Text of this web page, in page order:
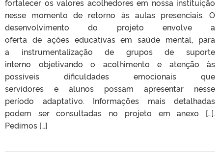
fortalecer os valores acolhedores em nossa instituição
nesse momento de retorno às aulas presenciais. O
desenvolvimento do projeto envolve a
oferta de ações educativas em saúde mental, para
a instrumentalização de grupos de suporte
interno objetivando o acolhimento e atenção às
possíveis dificuldades emocionais que
servidores e alunos possam apresentar nesse
período adaptativo. Informações mais detalhadas
podem ser consultadas no projeto em anexo […].
Pedimos […]